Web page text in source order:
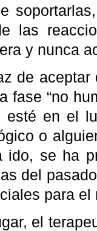
las
y nunca
de
fase “no
esté en el
o
ido, se ha
del
para
el